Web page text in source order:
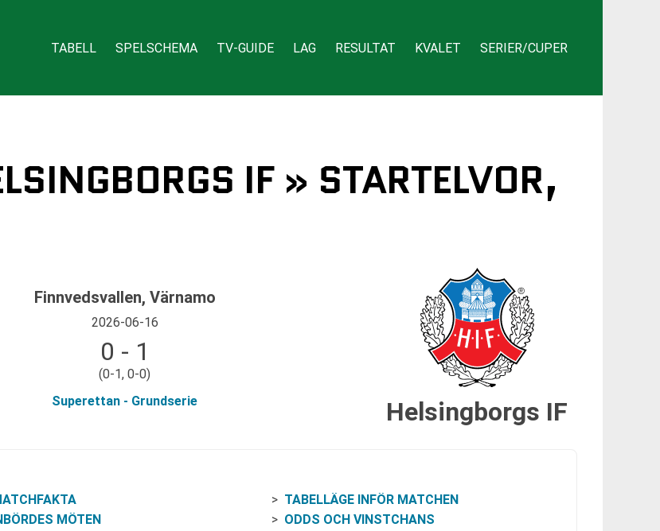
TABELL SPELSCHEMA TV-GUIDE LAG RESULTAT KVALET SERIER/CUPER
IF » STARTELVOR,
Finnvedsvallen, Värnamo
2026-06-16
0 - 1
(0-1, 0-0)
Superettan - Grundserie
Helsingborgs IF
TABELLÄGE INFÖR MATCHEN
MÖTEN
ODDS OCH VINSTCHANS